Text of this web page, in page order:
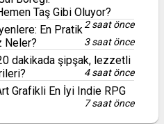
Taş Gibi Oluyor?
2 saat önce
En Pratik
Neler?
3 saat önce
dakikada şipşak, lezzetli
4 saat önce
Grafikli En İyi Indie RPG
7 saat önce